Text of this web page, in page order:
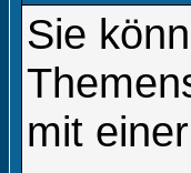
Sie
mit